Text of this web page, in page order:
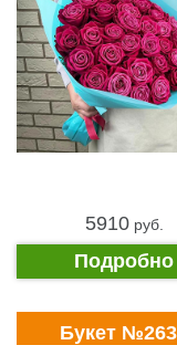
5910pуб.
Подробно
Букет